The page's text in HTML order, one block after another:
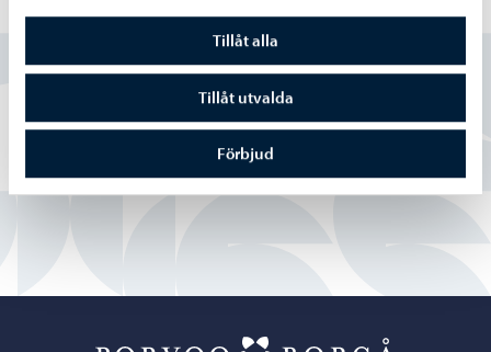
Tillåt alla
Tillåt utvalda
Förbjud
Hittade du vad du sökte?
Ja
Delvis